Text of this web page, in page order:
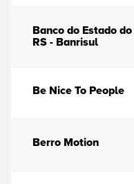
Banco do Estado do
RS - Banrisul
Be Nice To People
Berro Motion